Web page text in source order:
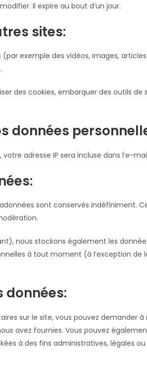
Il expire au bout d’un jour.
sites:
exemple des vidéos, images,
des cookies, embarquer des outils
données
adresse IP sera incluse dans l’e-
sont conservés indéfiniment.
nous stockons également les
à tout moment (à l’exception
données:
sur le site, vous pouvez demander
avez fournies. Vous pouvez
à des fins administratives, légales